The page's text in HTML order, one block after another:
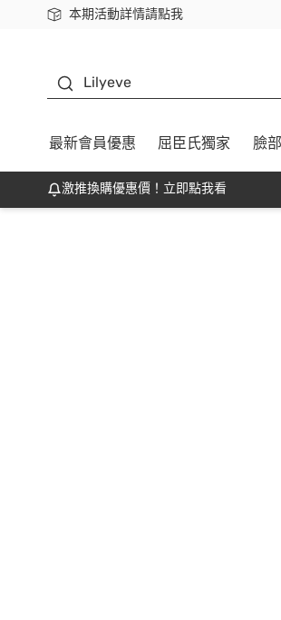
本期活動詳情請點我
下載app最高回饋$350
Lilyeve
最新會員優惠 屈臣氏獨家 臉
激推換購優惠價！立即點我看